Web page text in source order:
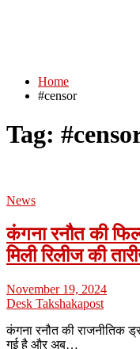
Home
#censor
Tag:
News
कंगना रनौत की
मिली रिलीज की
November 19, 2024
Desk Takshakapost
कंगना रनौत की राजनीतिक
गई है और अब…